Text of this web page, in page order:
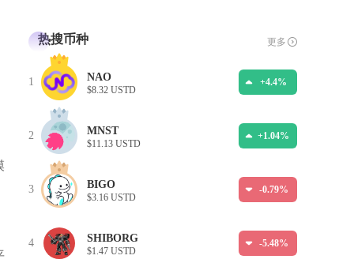
热搜币种 更多
1 NAO
$8.32 USTD
+4.4%
2 MNST
$11.13 USTD
+1.04%
3 BIGO
$3.16 USTD
-0.79%
4 SHIBORG
$1.47 USTD
-5.48%